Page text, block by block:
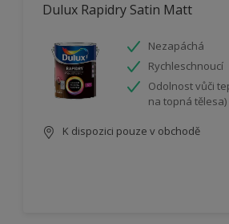
Dulux Rapidry Satin Matt
Nezapáchá
Rychleschnoucí
Odolnost vůči
na topná tělesa)
K dispozici pouze v obchodě